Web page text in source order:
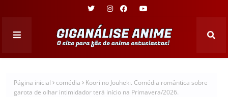
Página inicial comédia
Koori no Jouheki. Comédia romântica sobre
garota de olhar intimidador terá início na Primavera/2026.